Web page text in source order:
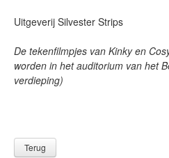
Uitgeverij Silvester Strips
De tekenfilmpjes van Kinky en
worden in het auditorium van het
verdieping)
Terug